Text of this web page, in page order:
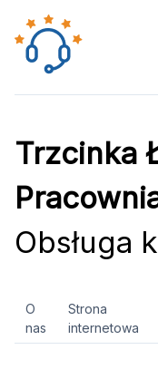
Trzcinka
Obsługa
O
nas
Strona
internetowa